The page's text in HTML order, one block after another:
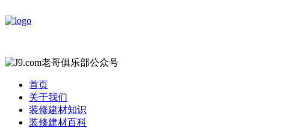
首页
关于我们
装修建材知识
装修建材百科